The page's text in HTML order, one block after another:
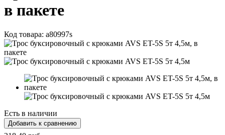
в пакете
Код товара: a80997s
Есть в наличии